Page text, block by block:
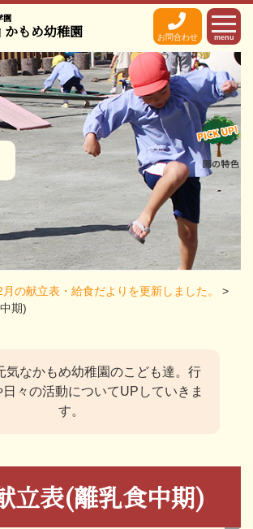
園
かもめ幼稚園 お問合わせ menu
月の献立表・給食だよりを更新しました。
>
期)
気なかもめ幼稚園のこども達。 行
々の活動についてUPしていきま
す。
立表(離乳食中期)